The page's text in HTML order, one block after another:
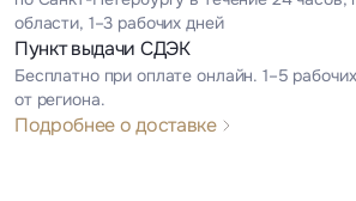
области, 1–3 рабочих дней
Пункт выдачи СДЭК
Бесплатно при оплате онлайн. 1–5
от региона.
Подробнее о доставке